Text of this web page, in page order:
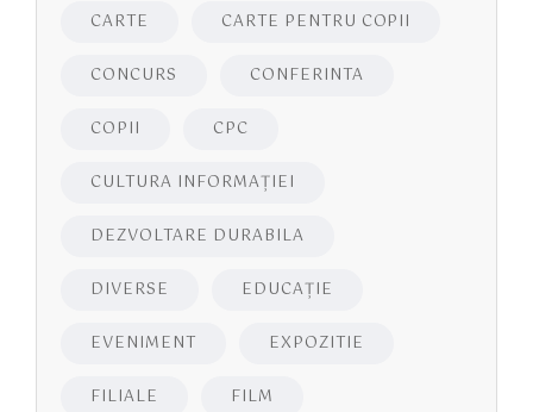
CARTE CARTE PENTRU COPII
CONCURS CONFERINTA
COPII CPC
CULTURA INFORMAŢIEI
DEZVOLTARE DURABILA
DIVERSE EDUCAŢIE
EVENIMENT EXPOZITIE
FILIALE FILM